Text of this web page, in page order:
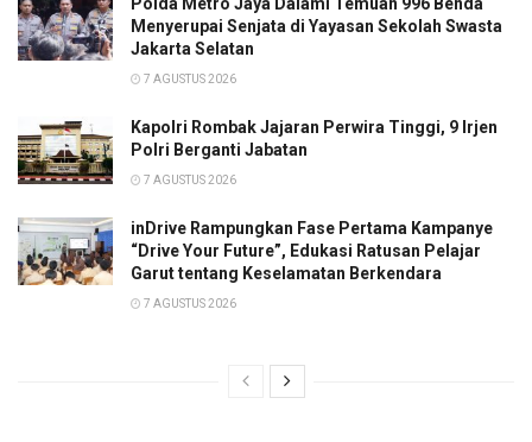
Menyerupai Senjata di Yayasan Sekolah Swasta
Jakarta Selatan
7 AGUSTUS 2026
Kapolri Rombak Jajaran Perwira Tinggi, 9 Irjen
Polri Berganti Jabatan
7 AGUSTUS 2026
inDrive Rampungkan Fase Pertama Kampanye
“Drive Your Future”, Edukasi Ratusan Pelajar
Garut tentang Keselamatan Berkendara
7 AGUSTUS 2026